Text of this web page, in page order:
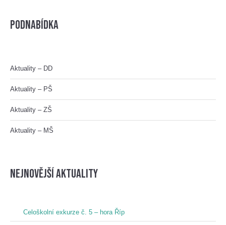
Podnabídka
Aktuality – DD
Aktuality – PŠ
Aktuality – ZŠ
Aktuality – MŠ
nejnovější aktuality
Celoškolní exkurze č. 5 – hora Říp